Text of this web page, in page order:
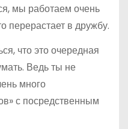
мы работаем очень
перерастает в дружбу.
что это очередная
Ведь ты не
много
с посредственным